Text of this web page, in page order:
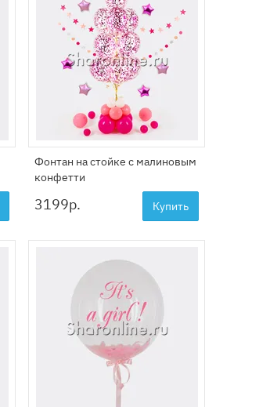
Фонтан на стойке с малиновым
конфетти
3199р. Купить